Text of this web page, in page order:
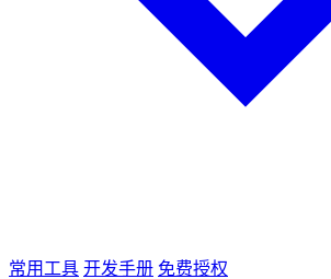
常用工具 开发手册 免费授权